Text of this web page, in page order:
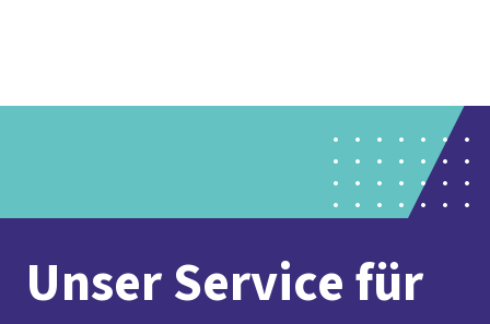
Politik
Unser Service für